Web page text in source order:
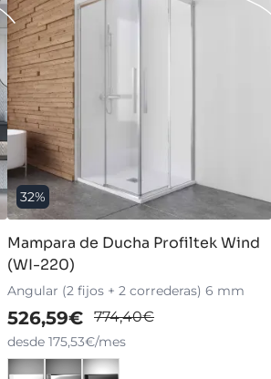
32%
Mampara de Ducha Profiltek Wind
(WI-220)
Angular (2 fijos + 2 correderas) 6 mm
526,59€ 774,40€
desde 175,53€/mes